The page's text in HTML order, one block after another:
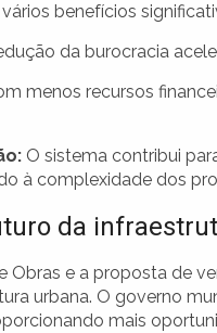
benefícios
da burocracia
menos recursos
O sistema contribui
à complexidade dos
da
e a proposta de
urbana. O governo
mais